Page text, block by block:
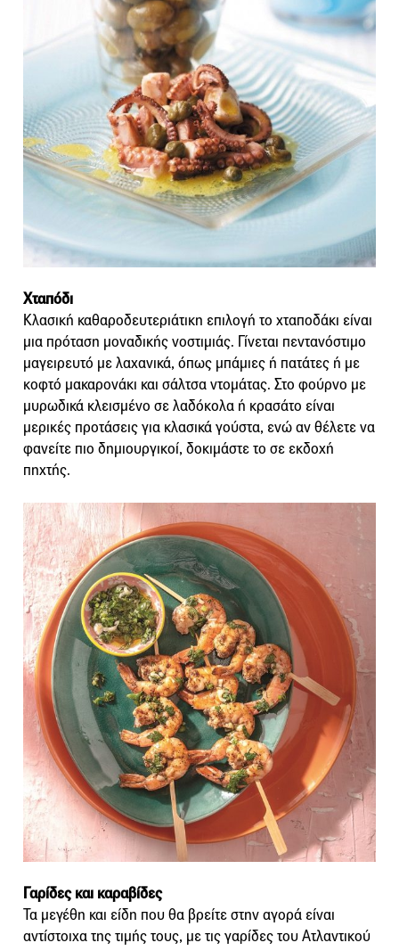
Χταπόδι
Κλασική καθαροδευτεριάτικη επιλογή το χταποδάκι είναι
μια πρόταση μοναδικής νοστιμιάς. Γίνεται πεντανόστιμο
μαγειρευτό με λαχανικά, όπως μπάμιες ή πατάτες ή με
κοφτό μακαρονάκι και σάλτσα ντομάτας. Στο φούρνο με
μυρωδικά κλεισμένο σε λαδόκολα ή κρασάτο είναι
μερικές προτάσεις για κλασικά γούστα, ενώ αν θέλετε να
φανείτε πιο δημιουργικοί, δοκιμάστε το σε εκδοχή
πηχτής.
Γαρίδες και καραβίδες
Τα μεγέθη και είδη που θα βρείτε στην αγορά είναι
αντίστοιχα της τιμής τους, με τις γαρίδες του Ατλαντικού